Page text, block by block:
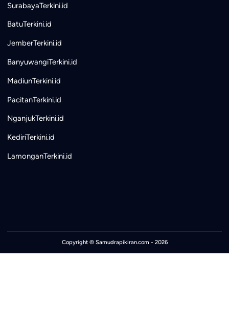
SurabayaTerkini.id
BatuTerkini.id
JemberTerkini.id
BanyuwangiTerkini.id
MadiunTerkini.id
PacitanTerkini.id
NganjukTerkini.id
KediriTerkini.id
LamonganTerkini.id
Copyright © Samudrapikiran.com - 2026